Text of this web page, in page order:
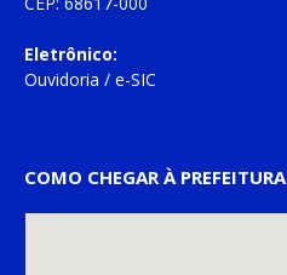
Eletrônico:
Ouvidoria / e-SIC
COMO CHEGAR À PREFEITURA